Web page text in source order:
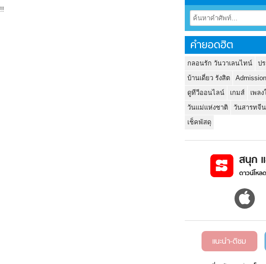
คำยอดฮิต
กลอนรัก วันวาเลนไทน์
ป
บ้านเดี่ยว รังสิต
Admission
ดูทีวีออนไลน์
เกมส์ เพล
วันแม่แห่งชาติ
วันสารทจีน
เช็คพัสดุ
สนุก
ดาวน์โหล
แนะนำ-ติชม